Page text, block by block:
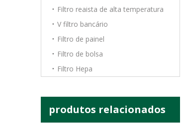
Filtro reaista de alta temperatura
V filtro bancário
Filtro de painel
Filtro de bolsa
Filtro Hepa
produtos relacionados
Papel de filtro de fibra de vidro HEPA 0,3 mícrons Filtro de papel Hepa plissado Filtro Hepa 99,99%